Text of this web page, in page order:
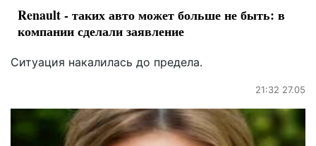
Renault - таких авто может больше не быть: в
компании сделали заявление
Ситуация накалилась до предела.
21:32 27.05